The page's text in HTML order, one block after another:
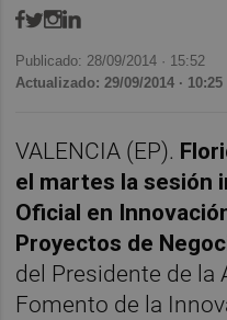
Publicado: 28/09/2014 · 15:52
Actualizado: 29/09/2014 · 10:25
VALENCIA (EP).
el martes la sesión
Oficial en
Proyectos de
del Presidente de la
Fomento de la